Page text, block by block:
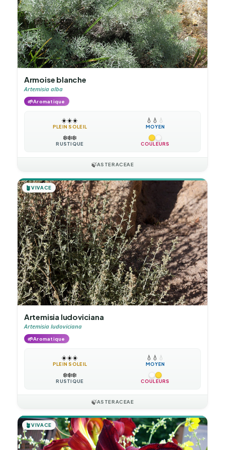
Armoise blanche
Artemisia alba
🌱Aromatique
☀️☀️☀️
PLEIN SOLEIL
💧 💧 💧
MOYEN
❄️❄️❄️
RUSTIQUE COULEURS
🍃ASTERACEAE
🪴VIVACE
Artemisia ludoviciana
Artemisia ludoviciana
🌱Aromatique
☀️☀️☀️
PLEIN SOLEIL
💧 💧 💧
MOYEN
❄️❄️❄️
RUSTIQUE COULEURS
🍃ASTERACEAE
🪴VIVACE